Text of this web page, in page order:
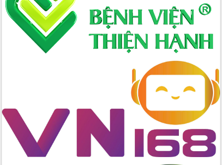
Chuyển đổi số 'mở đường' cho nông
nghiệp Đắk Lắk tăng trưởng bứt phá
Triển khai đồng bộ đo đạc, lập hồ sơ
địa chính, hoàn thiện cơ sở dữ liệu đất
Đắk Lắk đẩy mạnh nuôi biển công
nghệ, hướng tới phát triển thủy sản
bền vững
Tập huấn nâng cao năng lực triển khai
chuyển đổi số cho cán bộ, công chức